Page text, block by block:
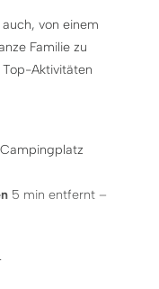
von einem
Familie zu
Aktivitäten
5 min entfernt –